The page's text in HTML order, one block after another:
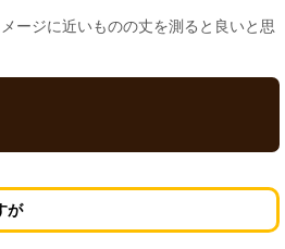
ージに近いものの丈を測ると良いと思
が